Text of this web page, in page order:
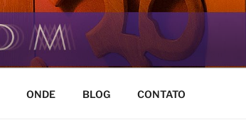
ONDE BLOG CONTATO